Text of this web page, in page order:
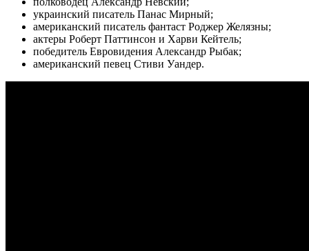
украинский писатель Панас Мирный;
американский писатель фантаст Роджер Желязны;
актеры Роберт Паттинсон и Харви Кейтель;
победитель Евровидения Александр Рыбак;
американский певец Стиви Уандер.